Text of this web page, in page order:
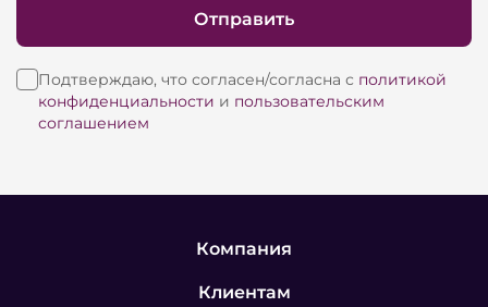
Подтверждаю, что согласен/согласна с политикой
конфиденциальности и пользовательским
соглашением
Отправить
Компания
Клиентам